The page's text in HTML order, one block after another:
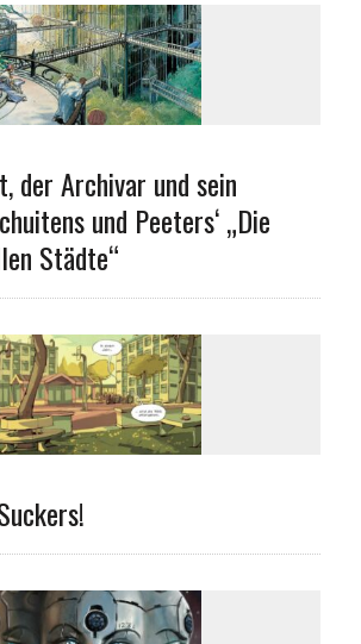
der Archivar und sein
und Peeters‘ „Die
Städte“